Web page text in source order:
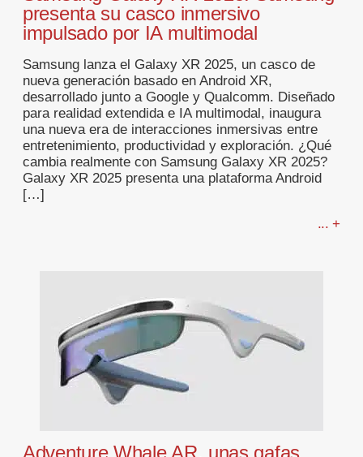
presenta su casco inmersivo
impulsado por IA multimodal
Samsung lanza el Galaxy XR 2025, un casco de
nueva generación basado en Android XR,
desarrollado junto a Google y Qualcomm. Diseñado
para realidad extendida e IA multimodal, inaugura
una nueva era de interacciones inmersivas entre
entretenimiento, productividad y exploración. ¿Qué
cambia realmente con Samsung Galaxy XR 2025?
Galaxy XR 2025 presenta una plataforma Android
[…]
... +
Adventure Whale AR, unas gafas